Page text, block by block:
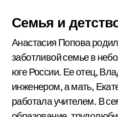
Семья и
Анастасия Попова
заботливой семье в
юге России. Ее отец,
инженером, а мать,
работала учителем. В